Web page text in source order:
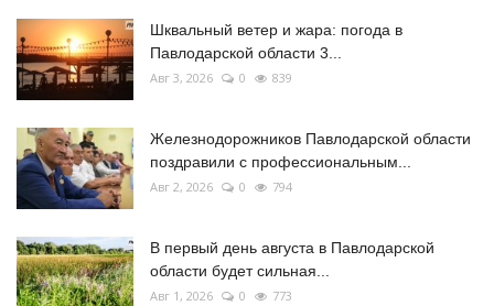
Шквальный ветер и жара: погода в
Павлодарской области 3...
Авг 3, 2026 0 839
Железнодорожников Павлодарской области
поздравили с профессиональным...
Авг 2, 2026 0 794
В первый день августа в Павлодарской
области будет сильная...
Авг 1, 2026 0 773